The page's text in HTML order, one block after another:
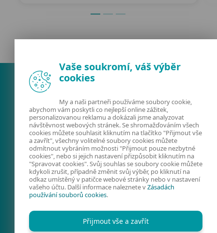
FIRMY A TECHNOLOGIE
KYBERNETICKÁ
BEZPEČNOST
PREVENCE
KONTAKTY
FACEBOOK
X LINKEDIN
Vaše soukromí, váš výběr
cookies
My a naši partneři používáme soubory cookie,
abychom vám poskytli co nejlepší online zážitek,
personalizovanou reklamu a dokázali jsme analyzovat
návštěvnost webových stránek. Se shromažďováním všech
cookies můžete souhlasit kliknutím na tlačítko "Přijmout vše
a zavřít", všechny volitelné soubory cookies můžete
odmítnout vybráním možnosti "Přijmout pouze nezbytné
cookies", nebo si jejich nastavení přizpůsobit kliknutím na
"Spravovat cookies". Svůj souhlas se soubory cookie můžete
kdykoli zrušit, případně změnit svůj výběr, po kliknutí na
odkaz umístěný v patičce webové stránky nebo v nastavení
vašeho účtu. Další informace naleznete vZásadách
používání souborů cookies.
Přijmout vše a zavřít